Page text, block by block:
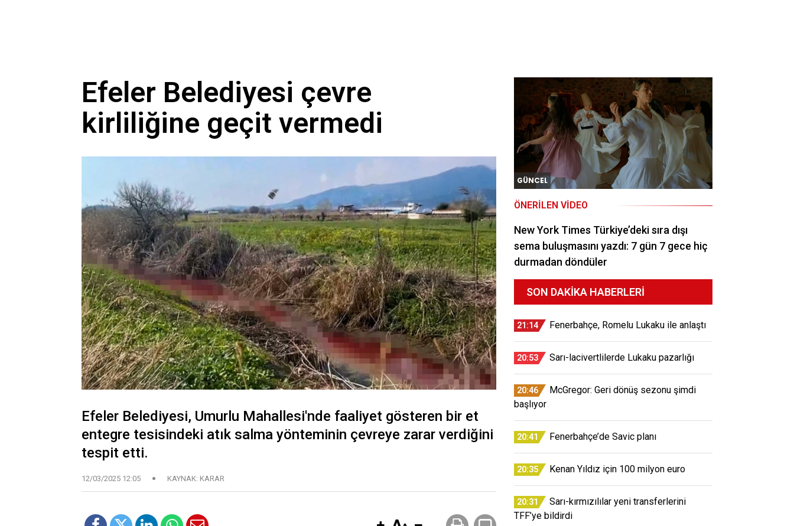
Efeler Belediyesi çevre
kirliliğine geçit vermedi
Efeler Belediyesi, Umurlu Mahallesi'nde faaliyet gösteren bir et
entegre tesisindeki atık salma yönteminin çevreye zarar verdiğini
tespit etti.
12/03/2025 12:05 KAYNAK: KARAR
GÜNCEL
ÖNERILEN VIDEO
New York Times Türkiye’deki sıra dışı
sema buluşmasını yazdı: 7 gün 7 gece hiç
durmadan döndüler
SON DAKIKA HABERLERI
21:14 Fenerbahçe, Romelu Lukaku ile anlaştı
20:53 Sarı-lacivertlilerde Lukaku pazarlığı
20:46
McGregor: Geri dönüş sezonu şimdi
başlıyor
20:41 Fenerbahçe’de Savic planı
20:35 Kenan Yıldız için 100 milyon euro
20:31
Sarı-kırmızılılar yeni transferlerini
TFF’ye bildirdi